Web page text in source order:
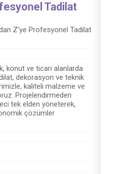
Tadilat
Z’ye Profesyonel Tadilat
konut ve ticari alanlarda
dekorasyon ve teknik
kaliteli malzeme ve
Projelendirmeden
tek elden yöneterek,
çözümler